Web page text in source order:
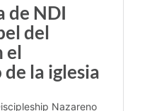
de NDI
del
el
la iglesia
Nazareno